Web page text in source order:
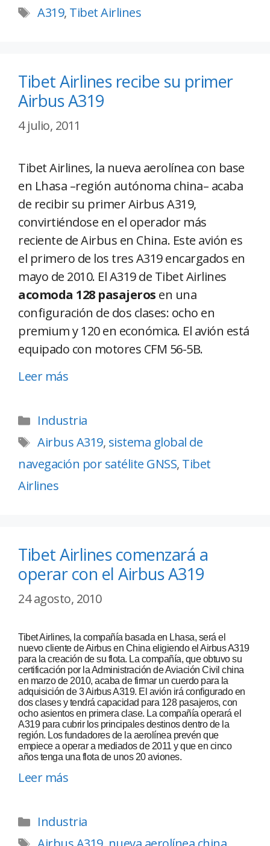
A319, Tibet Airlines
Tibet Airlines recibe su primer
Airbus A319
4 julio, 2011
Tibet Airlines, la nueva aerolínea con base
en Lhasa –región autónoma china– acaba
de recibir su primer Airbus A319,
convirtiéndose en el operador más
reciente de Airbus en China. Este avión es
el primero de los tres A319 encargados en
mayo de 2010. El A319 de Tibet Airlines
acomoda 128 pasajeros en una
configuración de dos clases: ocho en
premium y 120 en económica. El avión está
equipado con motores CFM 56-5B.
Leer más
Industria
Airbus A319, sistema global de
navegación por satélite GNSS, Tibet
Airlines
Tibet Airlines comenzará a
operar con el Airbus A319
24 agosto, 2010
Tibet Airlines, la compañía basada en Lhasa, será el
nuevo cliente de Airbus en China eligiendo el Airbus A319
para la creación de su flota. La compañía, que obtuvo su
certificación por la Administración de Aviación Civil china
en marzo de 2010, acaba de firmar un cuerdo para la
adquisición de 3 Airbus A319. El avión irá configurado en
dos clases y tendrá capacidad para 128 pasajeros, con
ocho asientos en primera clase. La compañía operará el
A319 para cubrir los principales destinos dentro de la
región. Los fundadores de la aerolínea prevén que
empiece a operar a mediados de 2011 y que en cinco
años tenga una flota de unos 20 aviones.
Leer más
Industria